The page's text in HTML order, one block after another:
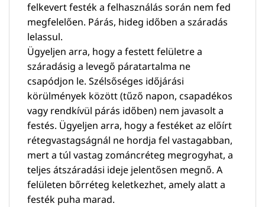
felkevert festék a felhasználás során nem fed
megfelelően. Párás, hideg időben a száradás
lelassul.
Ügyeljen arra, hogy a festett felületre a
száradásig a levegő páratartalma ne
csapódjon le. Szélsőséges időjárási
körülmények között (tűző napon, csapadékos
vagy rendkívül párás időben) nem javasolt a
festés. Ügyeljen arra, hogy a festéket az előírt
rétegvastagságnál ne hordja fel vastagabban,
mert a túl vastag zománcréteg megrogyhat, a
teljes átszáradási ideje jelentősen megnő. A
felületen bőrréteg keletkezhet, amely alatt a
festék puha marad.